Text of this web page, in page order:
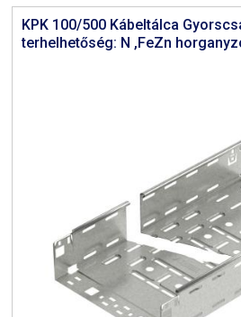
KPK 100/500 Kábeltálca
terhelhetőség: N ,FeZn